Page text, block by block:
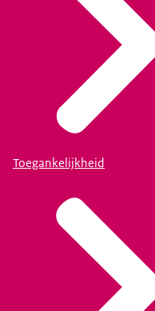
Toegankelijkheid